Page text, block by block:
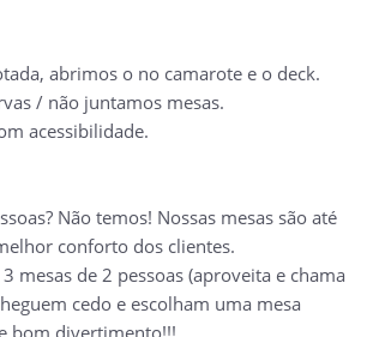
abrimos o no camarote e o deck.
/ não juntamos mesas.
acessibilidade.
Não temos! Nossas mesas são até
conforto dos clientes.
mesas de 2 pessoas (aproveita e chama
cedo e escolham uma mesa
bom divertimento!!!